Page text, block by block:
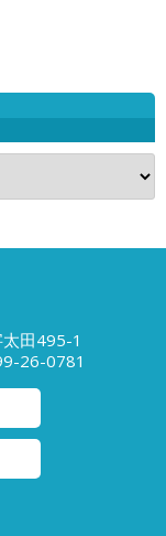
田495-1
26-0781